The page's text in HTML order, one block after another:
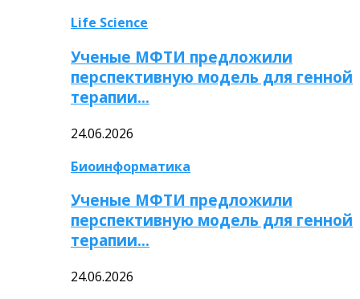
Life Science
Ученые МФТИ предложили
перспективную модель для генной
терапии…
24.06.2026
Биоинформатика
Ученые МФТИ предложили
перспективную модель для генной
терапии…
24.06.2026